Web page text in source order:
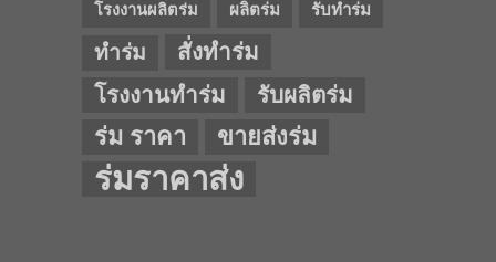
โรงงานผลิตร่ม ผลิตร่ม รับทำร่ม
ทำร่ม
สั่งทำร่ม
โรงงานทำร่ม
รับผลิตร่ม
ร่ม ราคา ขายส่งร่ม
ร่มราคาส่ง